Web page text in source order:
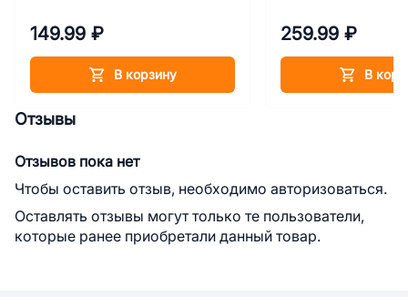
149.99 ₽
В корзину
259.99 ₽
В
Отзывы
Отзывов пока нет
Чтобы оставить отзыв, необходимо авторизоваться.
Оставлять отзывы могут только те пользователи,
которые ранее приобретали данный товар.